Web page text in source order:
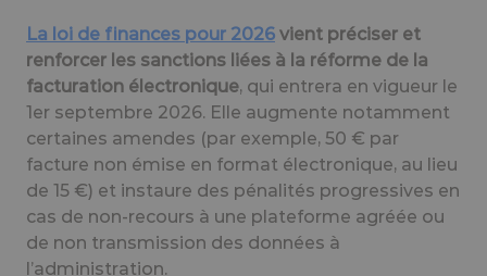
La loi de finances pour 2026 vient préciser et
renforcer les sanctions liées à la réforme de la
facturation électronique, qui entrera en vigueur le
1er septembre 2026. Elle augmente notamment
certaines amendes (par exemple, 50 € par
facture non émise en format électronique, au lieu
de 15 €) et instaure des pénalités progressives en
cas de non-recours à une plateforme agréée ou
de non transmission des données à
l’administration.